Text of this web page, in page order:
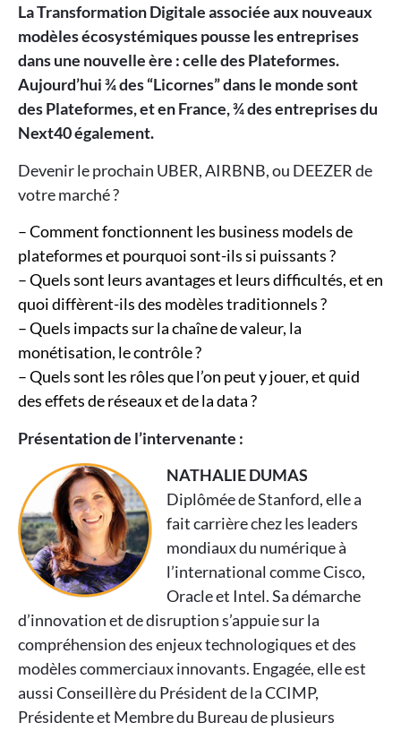
La Transformation Digitale associée aux nouveaux
modèles écosystémiques pousse les entreprises
dans une nouvelle ère : celle des Plateformes.
Aujourd’hui ¾ des “Licornes” dans le monde sont
des Plateformes, et en France, ¾ des entreprises du
Next40 également.
Devenir le prochain UBER, AIRBNB, ou DEEZER de
votre marché ?
– Comment fonctionnent les business models de
plateformes et pourquoi sont-ils si puissants ?
–Quels sont leurs avantages et leurs difficultés, et en
quoi diffèrent-ils des modèles traditionnels ?
–Quels impacts sur la chaîne de valeur, la
monétisation, le contrôle ?
– Quels sont les rôles que l’on peut y jouer, et quid
des effets de réseaux et de la data ?
Présentation de l’intervenante :
NATHALIE DUMAS
Diplômée de Stanford, elle a
fait carrière chez les leaders
mondiaux du numérique à
l’international comme Cisco,
Oracle et Intel. Sa démarche
d’innovation et de disruption s’appuie sur la
compréhension des enjeux technologiques et des
modèles commerciaux innovants. Engagée, elle est
aussi Conseillère du Président de la CCIMP,
Présidente et Membre du Bureau de plusieurs